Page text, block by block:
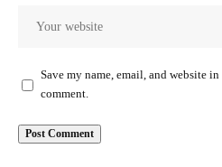
Save my name, email, and website
comment.